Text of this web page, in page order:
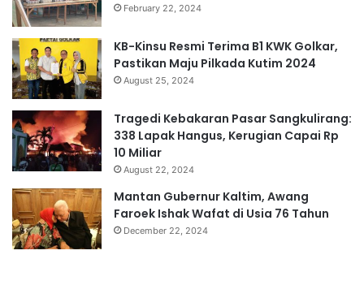
February 22, 2024
KB-Kinsu Resmi Terima B1 KWK Golkar,
Pastikan Maju Pilkada Kutim 2024
August 25, 2024
Tragedi Kebakaran Pasar Sangkulirang:
338 Lapak Hangus, Kerugian Capai Rp
10 Miliar
August 22, 2024
Mantan Gubernur Kaltim, Awang
Faroek Ishak Wafat di Usia 76 Tahun
December 22, 2024